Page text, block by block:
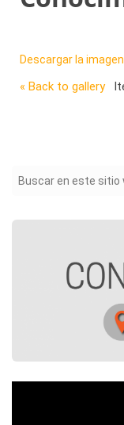
Descargar la
« Back to gallery
Formulario de